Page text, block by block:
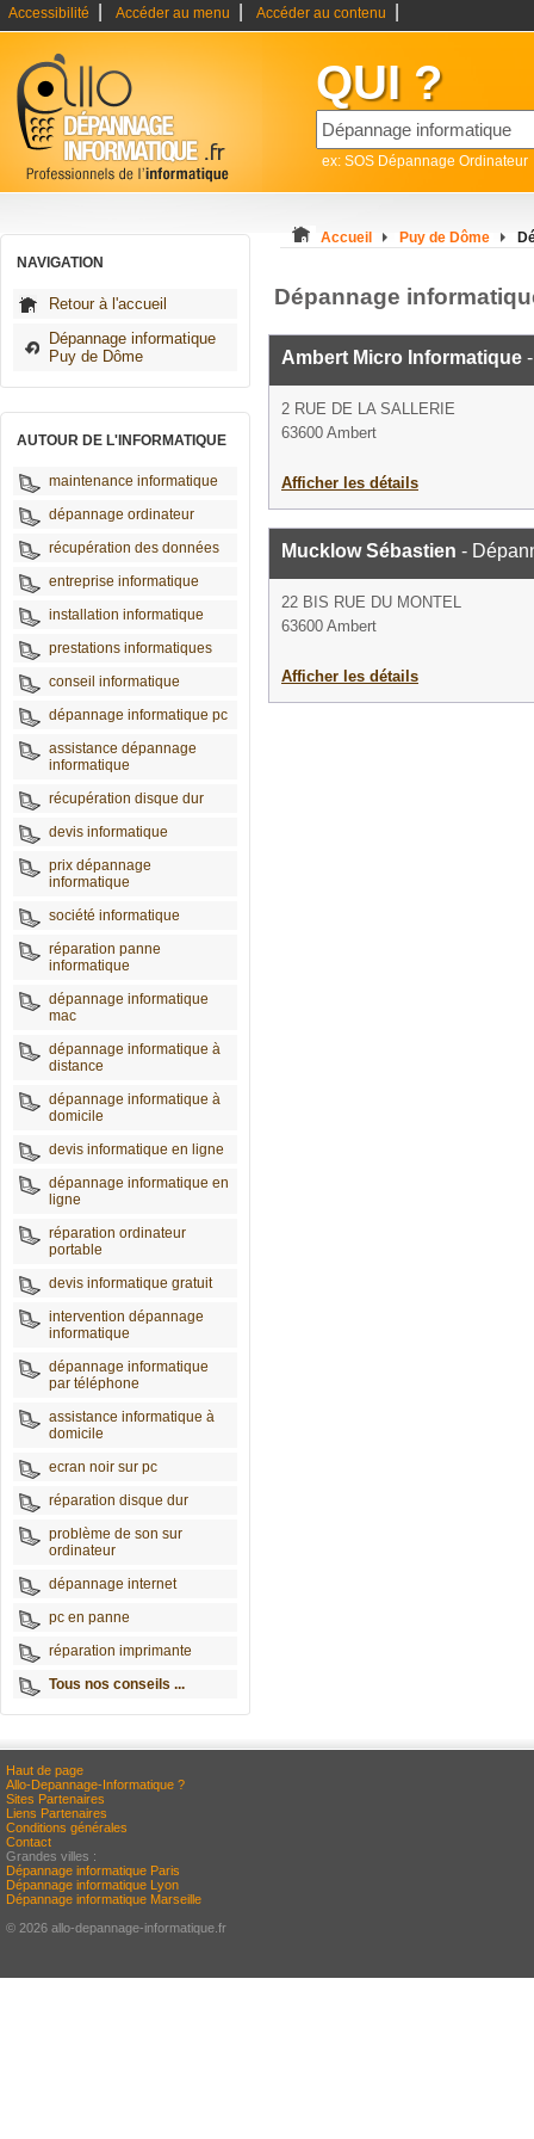
Accessibilité Accéder au menu Accéder au contenu
QUI ?
ex: SOS Dépannage Ordinateur
NAVIGATION
Retour à l'accueil
Dépannage informatique
Puy de Dôme
AUTOUR DE L'INFORMATIQUE
maintenance informatique
dépannage ordinateur
récupération des données
entreprise informatique
installation informatique
prestations informatiques
conseil informatique
dépannage informatique pc
assistance dépannage
informatique
récupération disque dur
devis informatique
prix dépannage
informatique
société informatique
réparation panne
informatique
dépannage informatique
mac
dépannage informatique à
distance
dépannage informatique à
domicile
devis informatique en ligne
dépannage informatique en
ligne
réparation ordinateur
portable
devis informatique gratuit
intervention dépannage
informatique
dépannage informatique
par téléphone
assistance informatique à
domicile
ecran noir sur pc
réparation disque dur
problème de son sur
ordinateur
dépannage internet
pc en panne
réparation imprimante
Tous nos conseils ...
Accueil Puy de Dôme
Dépannage
Ambert Micro Informatique
2 RUE DE LA SALLERIE
63600 Ambert
Afficher les détails
Mucklow Sébastien -
22 BIS RUE DU MONTEL
63600 Ambert
Afficher les détails
Haut de page
Allo-Depannage-Informatique ?
Sites Partenaires
Liens Partenaires
Conditions générales
Contact
Grandes villes :
Dépannage informatique Paris
Dépannage informatique Lyon
Dépannage informatique Marseille
© 2026 allo-depannage-informatique.fr